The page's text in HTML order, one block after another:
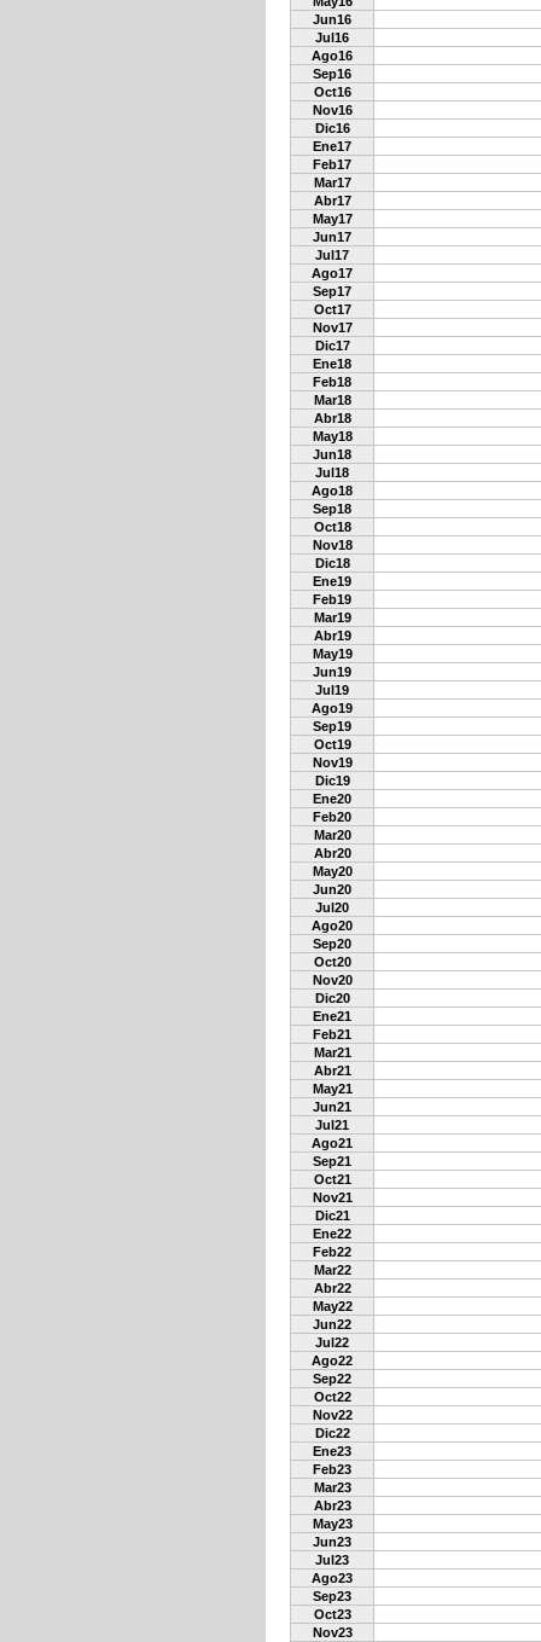
Jun16
Jul16
Ago16
Sep16
Oct16
Nov16
Dic16
Ene17
Feb17
Mar17
Abr17
May17
Jun17
Jul17
Ago17
Sep17
Oct17
Nov17
Dic17
Ene18
Feb18
Mar18
Abr18
May18
Jun18
Jul18
Ago18
Sep18
Oct18
Nov18
Dic18
Ene19
Feb19
Mar19
Abr19
May19
Jun19
Jul19
Ago19
Sep19
Oct19
Nov19
Dic19
Ene20
Feb20
Mar20
Abr20
May20
Jun20
Jul20
Ago20
Sep20
Oct20
Nov20
Dic20
Ene21
Feb21
Mar21
Abr21
May21
Jun21
Jul21
Ago21
Sep21
Oct21
Nov21
Dic21
Ene22
Feb22
Mar22
Abr22
May22
Jun22
Jul22
Ago22
Sep22
Oct22
Nov22
Dic22
Ene23
Feb23
Mar23
Abr23
May23
Jun23
Jul23
Ago23
Sep23
Oct23
Nov23